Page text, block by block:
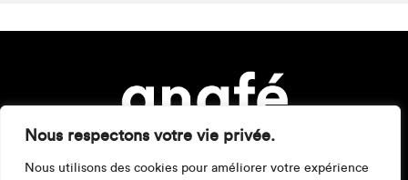
Nous respectons votre vie privée.
Nous utilisons des cookies pour améliorer votre expérience